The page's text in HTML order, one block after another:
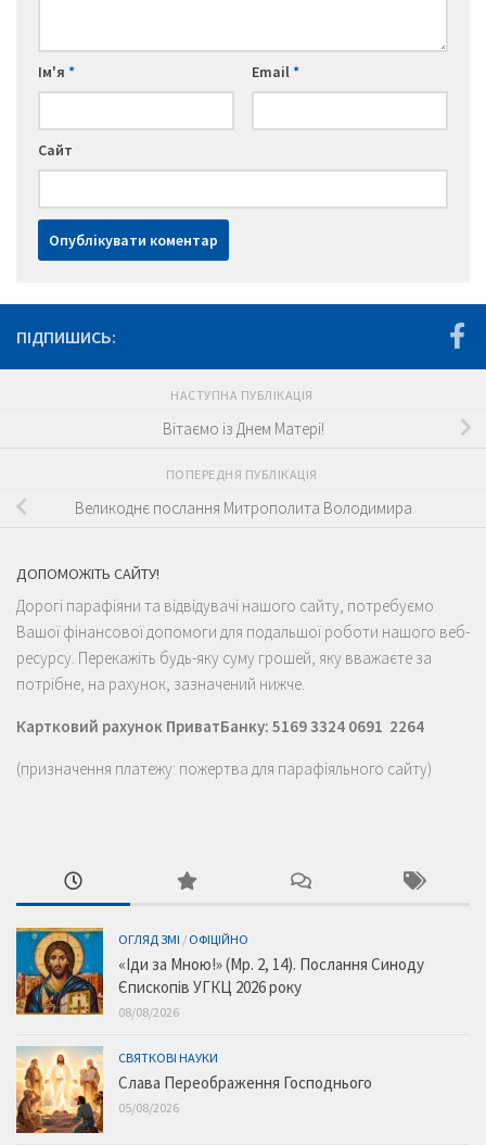
Ім'я * Email*
Сайт
ПІДПИШИСЬ:
НАСТУПНА ПУБЛІКАЦІЯ
Вітаємо із Днем Матері!
ПОПЕРЕДНЯ ПУБЛІКАЦІЯ
Великоднє послання Митрополита Володимира
ДОПОМОЖІТЬ САЙТУ!
Дорогі парафіяни та відвідувачі нашого сайту, потребуємо
Вашої фінансової допомоги для подальшої роботи нашого веб-
ресурсу. Перекажіть будь-яку суму грошей, яку вважаєте за
потрібне, на рахунок, зазначений нижче.
Картковий рахунок ПриватБанку: 5169 3324 0691 2264
(призначення платежу: пожертва для парафіяльного сайту)
ОГЛЯД ЗМІ / ОФІЦІЙНО
«Іди за Мною!» (Мр. 2, 14). Послання Синоду
Єпископів УГКЦ 2026 року
08/08/2026
СВЯТКОВІ НАУКИ
Слава Переображення Господнього
05/08/2026